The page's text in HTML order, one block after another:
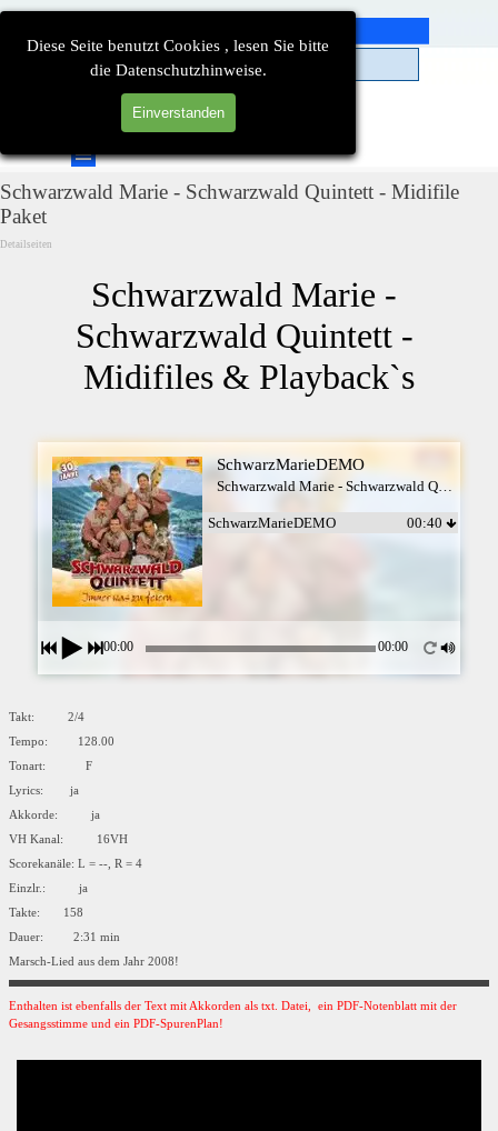
Diese Seite benutzt Cookies , lesen Sie bitte
die Datenschutzhinweise.
Einverstanden
Direkt zum Seiteninhalt
Menü überspringen
Schwarzwald Marie - Schwarzwald Quintett - Midifile
Paket
Detailseiten
Schwarzwald Marie -
Schwarzwald Quintett -
Midifiles & Playback`s
SchwarzMarieDEMO
Schwarzwald Marie - Schwarzwald Quintett
SchwarzMarieDEMO 00:40
00:00 00:00
Takt: 2/4
Tempo: 128.00
Tonart: F
Lyrics: ja
Akkorde: ja
VH Kanal: 16VH
Scorekanäle: L = --, R = 4
Einzlr.: ja
Takte: 158
Dauer: 2:31 min
Marsch-Lied aus dem Jahr 2008!
Enthalten ist ebenfalls der Text mit Akkorden als txt. Datei, ein PDF-Notenblatt mit der
Gesangsstimme und ein PDF-SpurenPlan!